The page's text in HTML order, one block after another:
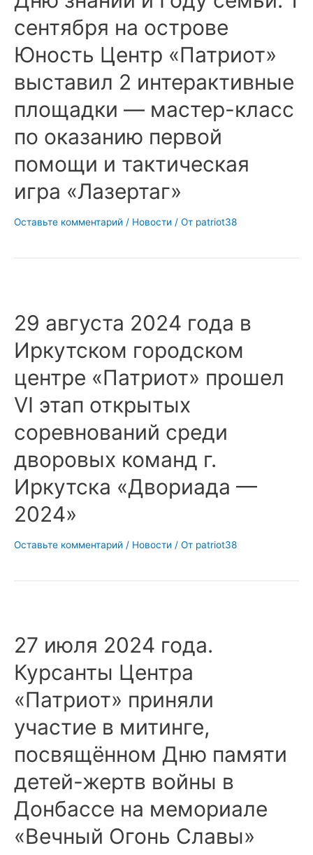
сентября на острове
Юность Центр «Патриот»
выставил 2 интерактивные
площадки — мастер-класс
по оказанию первой
помощи и тактическая
игра «Лазертаг»
Оставьте комментарий / Новости / От patriot38
29 августа 2024 года в
Иркутском городском
центре «Патриот» прошел
VI этап открытых
соревнований среди
дворовых команд г.
Иркутска «Двориада —
2024»
Оставьте комментарий / Новости / От patriot38
27 июля 2024 года.
Курсанты Центра
«Патриот» приняли
участие в митинге,
посвящённом Дню памяти
детей-жертв войны в
Донбассе на мемориале
«Вечный Огонь Славы»